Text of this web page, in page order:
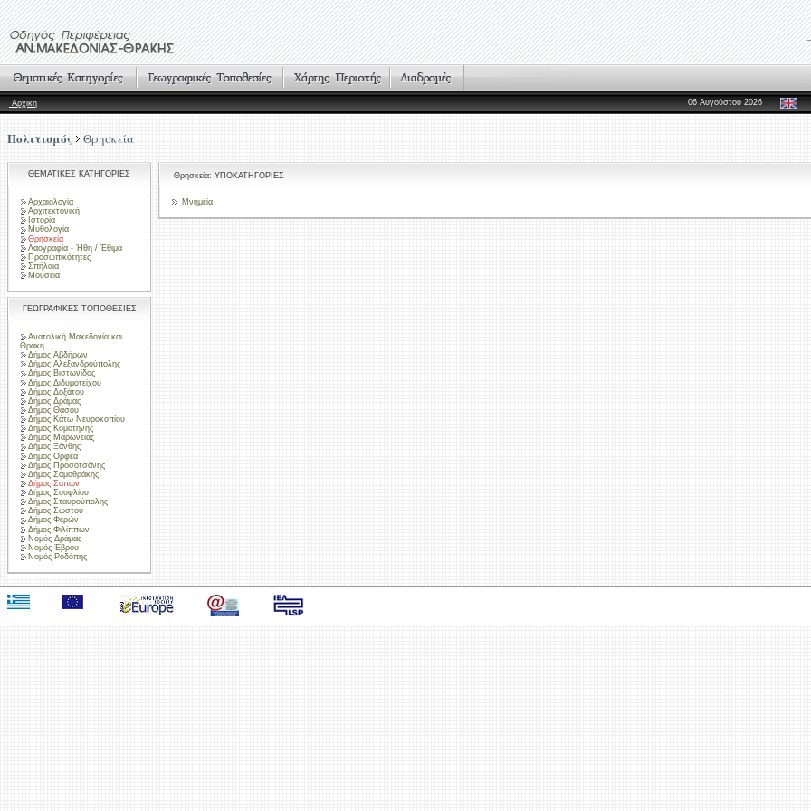
Αρχική 06 Αυγούστου 2026
Πολιτισμός Θρησκεία
ΘΕΜΑΤΙΚΕΣ ΚΑΤΗΓΟΡΙΕΣ
Αρχαιολογία
Αρχιτεκτονική
Ιστορία
Μυθολογία
Θρησκεία
Λαογραφία - Ήθη / Έθιμα
Προσωπικότητες
Σπήλαια
Μουσεία
ΓΕΩΓΡΑΦΙΚΕΣ ΤΟΠΟΘΕΣΙΕΣ
Ανατολική Μακεδονία και
Θράκη
Δήμος Αβδήρων
Δήμος Αλεξανδρούπολης
Δήμος Βιστωνίδος
Δήμος Διδυμοτείχου
Δήμος Δοξάτου
Δήμος Δράμας
Δήμος Θάσου
Δήμος Κάτω Νευροκοπίου
Δήμος Κομοτηνής
Δήμος Μαρωνείας
Δήμος Ξάνθης
Δήμος Ορφέα
Δήμος Προσοτσάνης
Δήμος Σαμοθράκης
Δήμος Σαπών
Δήμος Σουφλίου
Δήμος Σταυρούπολης
Δήμος Σώστου
Δήμος Φερών
Δήμος Φιλίππων
Νομός Δράμας
Νομός Έβρου
Νομός Ροδόπης
Θρησκεία: ΥΠΟΚΑΤΗΓΟΡΙΕΣ
Μνημεία